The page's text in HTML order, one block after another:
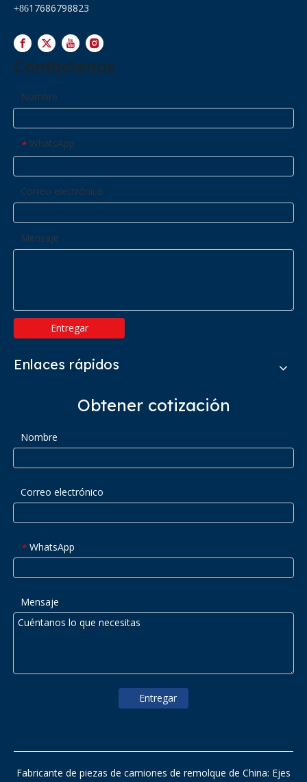
+8617686798823
Contáctenos
Nombre
* WhatsApp
Correo electrónico
Mensaje
Entregar
Enlaces rápidos
Obtener cotización
Nombre
Correo electrónico
* WhatsApp
Mensaje
Entregar
Fabricante de piezas de camiones de remolque de China: Ejes